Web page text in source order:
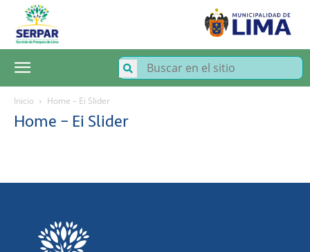
SERPAR
Servicio
de
Parques
Inicio Home – Ei Slider
Home – Ei Slider